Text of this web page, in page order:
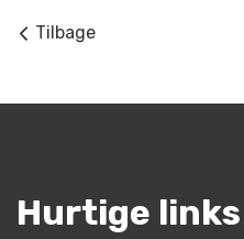
Tilbage
Hurtige links